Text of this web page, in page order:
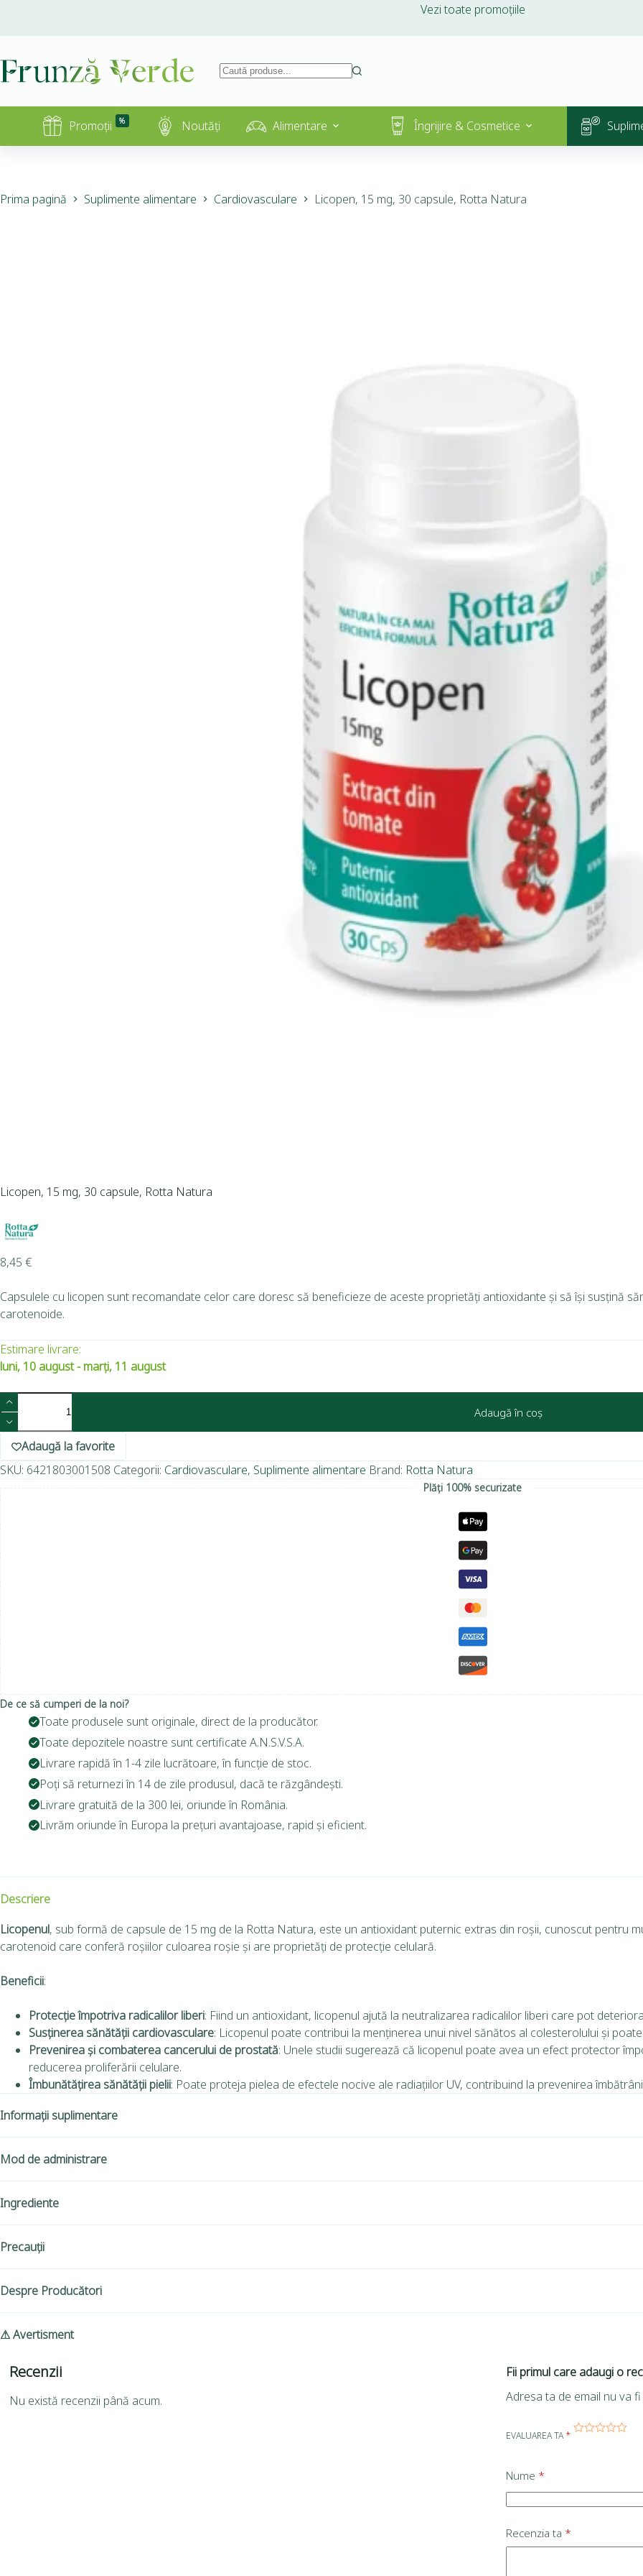
Vezi toate promoțiile
Promoții % Noutăți Alimentare Îngrijire & Cosmetice
Prima pagină Suplimente alimentare Cardiovasculare Licopen, 15 mg, 30 capsule, Rotta Natura
Licopen, 15 mg, 30 capsule, Rotta Natura
8,45 €
Capsulele cu licopen sunt recomandate celor care doresc să beneficieze de aceste proprietăți antioxidante și să își susțină
carotenoide.
Estimare livrare:
luni, 10 august - marți, 11 august
Adaugă în coș
Adaugă la favorite
SKU: 6421803001508 Categorii: Cardiovasculare, Suplimente alimentare Brand: Rotta Natura
Plăți 100% securizate
De ce să cumperi de la noi?
Toate produsele sunt originale, direct de la producător.
Toate depozitele noastre sunt certificate A.N.S.V.S.A.
Livrare rapidă în 1-4 zile lucrătoare, în funcție de stoc.
Poți să returnezi în 14 de zile produsul, dacă te răzgândești.
Livrare gratuită de la 300 lei, oriunde în România.
Livrăm oriunde în Europa la prețuri avantajoase, rapid și eficient.
Descriere
Licopenul, sub formă de capsule de 15 mg de la Rotta Natura, este un antioxidant puternic extras din roșii, cunoscut pentru
carotenoid care conferă roșiilor culoarea roșie și are proprietăți de protecție celulară.
Beneficii:
Protecție împotriva radicalilor liberi: Fiind un antioxidant, licopenul ajută la neutralizarea radicalilor liberi care pot
Susținerea sănătății cardiovasculare: Licopenul poate contribui la menținerea unui nivel sănătos al colesterolului și
Prevenirea și combaterea cancerului de prostată: Unele studii sugerează că licopenul poate avea un efect protector
reducerea proliferării celulare.
Îmbunătățirea sănătății pielii: Poate proteja pielea de efectele nocive ale radiațiilor UV, contribuind la prevenirea
Informații suplimentare
Mod de administrare
Ingrediente
Precauții
Despre Producători
⚠ Avertisment
Recenzii
Nu există recenzii până acum.
Fii primul care adaugi o
Adresa ta de email nu va
EVALUAREA TA*
Nume *
Recenzia ta *